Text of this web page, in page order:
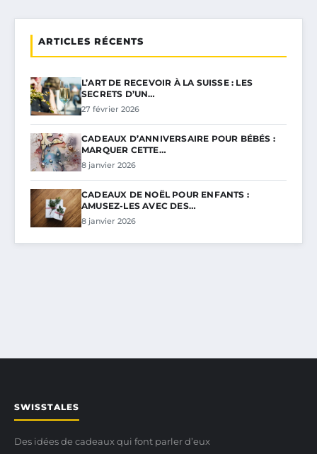
ARTICLES RÉCENTS
L’ART DE RECEVOIR À LA SUISSE : LES
SECRETS D’UN…
27 février 2026
CADEAUX D’ANNIVERSAIRE POUR BÉBÉS :
MARQUER CETTE…
8 janvier 2026
CADEAUX DE NOËL POUR ENFANTS :
AMUSEZ-LES AVEC DES…
8 janvier 2026
SWISSTALES
Des idées de cadeaux qui font parler d’eux